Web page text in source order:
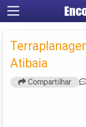
Atibaia
Compartilhar